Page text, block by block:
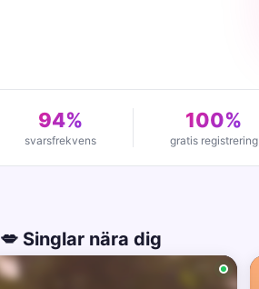
94%
svarsfrekvens
100%
gratis registrering
💋 Singlar nära dig